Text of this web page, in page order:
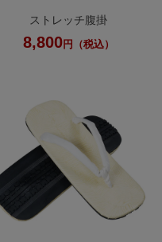
ストレッチ腹掛
8,800円（税込）